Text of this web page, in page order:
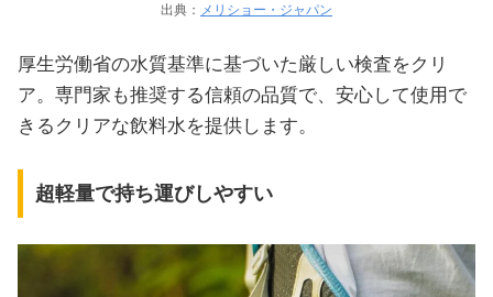
出典： メリショー・ジャパン
厚生労働省の水質基準に基づいた厳しい検査をクリ
ア。専門家も推奨する信頼の品質で、安心して使用で
きるクリアな飲料水を提供します。
超軽量で持ち運びしやすい